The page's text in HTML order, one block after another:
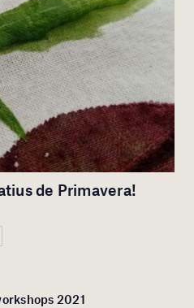
de Primavera!
2021